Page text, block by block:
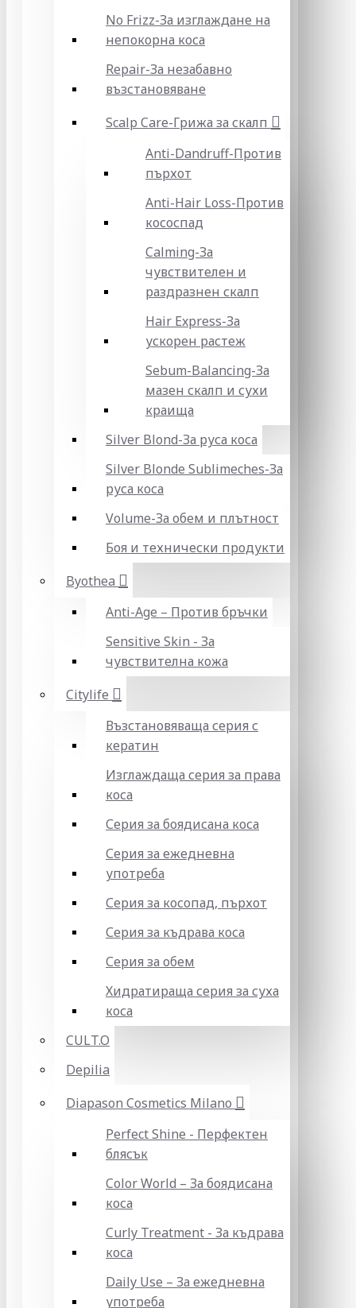
No Frizz-За изглаждане на
непокорна коса
Repair-За незабавно
възстановяване
Scalp Care-Грижа за скалп
Anti-Dandruff-Против
пърхот
Anti-Hair Loss-Против
кососпад
Calming-За
чувствителен и
раздразнен скалп
Hair Express-За
ускорен растеж
Sebum-Balancing-За
мазен скалп и сухи
краища
Silver Blond-За руса коса
Silver Blonde Sublіmeches-За
руса коса
Volume-За обем и плътност
Боя и технически продукти
Byothea
Anti-Age – Против бръчки
Sensitive Skin - За
чувствителна кожа
Citylife
Възстановяваща серия с
кератин
Изглаждаща серия за права
коса
Серия за боядисана коса
Серия за ежедневна
употреба
Серия за косопад, пърхот
Серия за къдрава коса
Серия за обем
Хидратираща серия за суха
коса
CULT.O
Depilia
Diapason Cosmetics Milano
Perfect Shine - Перфектен
блясък
Color World – За боядисана
коса
Curly Treatment - За къдрава
коса
Daily Use – За ежедневна
употреба